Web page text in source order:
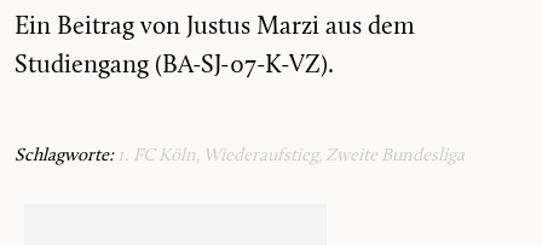
Ein Beitrag von Justus Marzi aus dem
Studiengang (BA-SJ-07-K-VZ).
Schlagworte: 1. FC Köln, Wiederaufstieg, Zweite Bundesliga